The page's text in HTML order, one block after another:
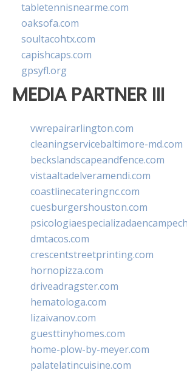
tabletennisnearme.com
oaksofa.com
soultacohtx.com
capishcaps.com
gpsyfl.org
MEDIA PARTNER III
vwrepairarlington.com
cleaningservicebaltimore-md.com
beckslandscapeandfence.com
vistaaltadelveramendi.com
coastlinecateringnc.com
cuesburgershouston.com
dmtacos.com
crescentstreetprinting.com
hornopizza.com
driveadragster.com
hematologa.com
lizaivanov.com
guesttinyhomes.com
home-plow-by-meyer.com
palatelatincuisine.com